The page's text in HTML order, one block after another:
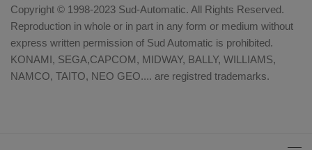
Copyright © 1998-2023 Sud-Automatic. All Rights Reserved.
Reproduction in whole or in part in any form or medium without
express written permission of Sud Automatic is prohibited.
KONAMI, SEGA,CAPCOM, MIDWAY, BALLY, WILLIAMS,
NAMCO, TAITO, NEO GEO.... are registred trademarks.